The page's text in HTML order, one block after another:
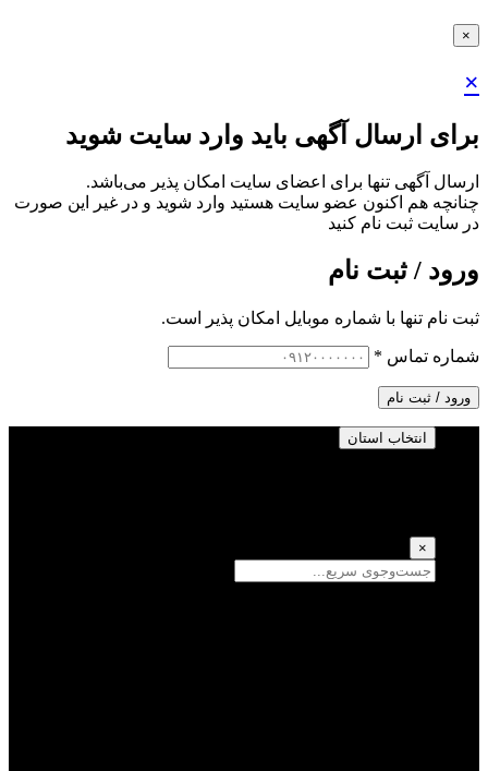
×
×
برای ارسال آگهی باید وارد سایت شوید
ارسال آگهی تنها برای اعضای سایت امکان پذیر می‌باشد.
چنانچه هم‌ اکنون عضو سایت هستید وارد شوید و در غیر این صورت
در سایت ثبت نام کنید
ورود / ثبت نام
ثبت نام تنها با شماره موبایل امکان پذیر است.
شماره تماس *
ورود / ثبت نام
انتخاب استان
×